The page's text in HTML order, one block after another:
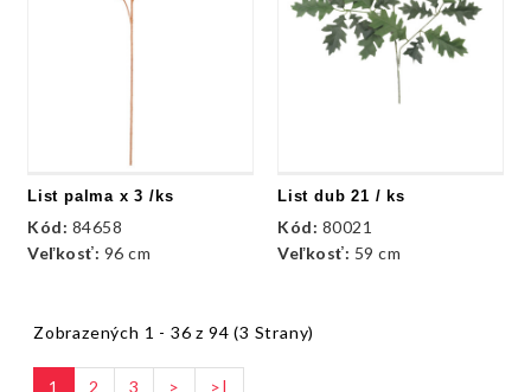
List palma x 3 /ks
Kód: 84658
Veľkosť: 96 cm
List dub 21 / ks
Kód: 80021
Veľkosť: 59 cm
Zobrazených 1 - 36 z 94 (3 Strany)
1 2 3 > >|